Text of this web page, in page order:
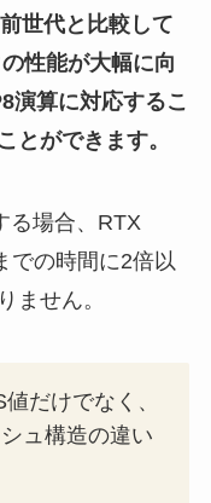
世代と比較して
性能が大幅に向
演算に対応するこ
とができます。
る場合、RTX
での時間に2倍以
ません。
だけでなく、
ュ構造の違い